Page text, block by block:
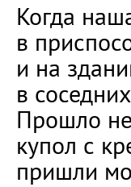
Когда
в
и на
в
Прошло
купол с
пришли